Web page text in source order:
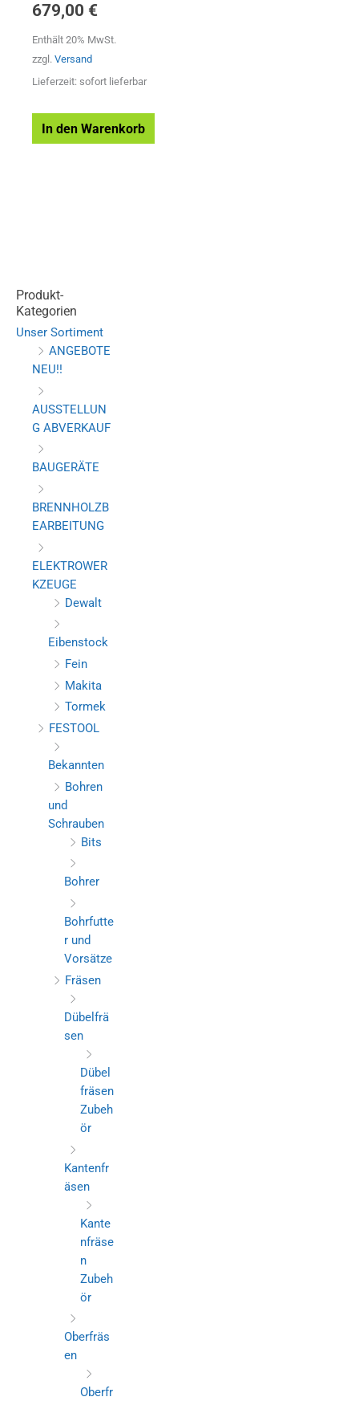
Produkt-
Kategorien
Unser Sortiment
ANGEBOTE
NEU!!
AUSSTELLUN
G ABVERKAUF
BAUGERÄTE
BRENNHOLZB
EARBEITUNG
ELEKTROWER
KZEUGE
Dewalt
Eibenstock
Fein
Makita
Tormek
FESTOOL
Bekannten
Bohren
und
Schrauben
Bits
Bohrer
Bohrfutte
r und
Vorsätze
Fräsen
Dübelfrä
sen
Dübel
fräsen
Zubeh
ör
Kantenfr
äsen
Kante
nfräse
n
Zubeh
ör
Oberfräs
en
Oberfr
679,00 €
Enthält 20% MwSt.
zzgl. Versand
Lieferzeit: sofort lieferbar
In den Warenkorb